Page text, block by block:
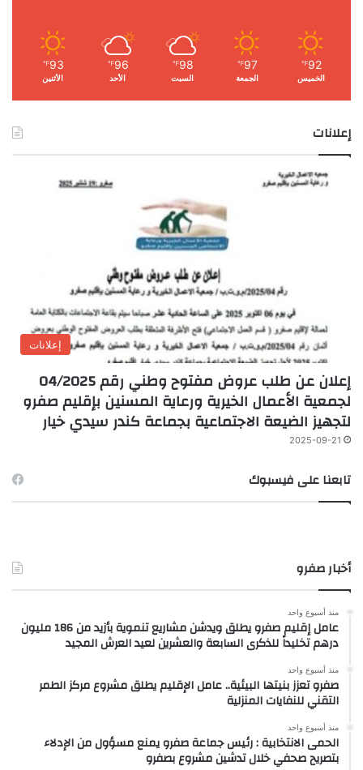
92
℉
الخميس
97
℉
الجمعة
98
℉
السبت
96
℉
الأحد
93
℉
الأثنين
إعلانات
إعلانات
إعلان عن طلب عروض مفتوح وطني رقم 04/2025
لجمعية الأعمال الخيرية ورعاية المسنين بإقليم صفرو
لتجهيز الضيعة الاجتماعية بجماعة كندر سيدي خيار
2025-09-21
تابعنا على فيسبوك
أخبار صفرو
منذ أسبوع واحد
عامل إقليم صفرو يطلق ويدشن مشاريع تنموية بأزيد من 186 مليون
درهم تخليداً للذكرى السابعة والعشرين لعيد العرش المجيد
منذ أسبوع واحد
صفرو تعزز بنيتها البيئية.. عامل الإقليم يطلق مشروع مركز الطمر
التقني للنفايات المنزلية
منذ أسبوع واحد
الحمى الانتخابية : رئيس جماعة صفرو يمنع مسؤول من الإدلاء
بتصريح صحفي خلال تدشين مشروع بصفرو